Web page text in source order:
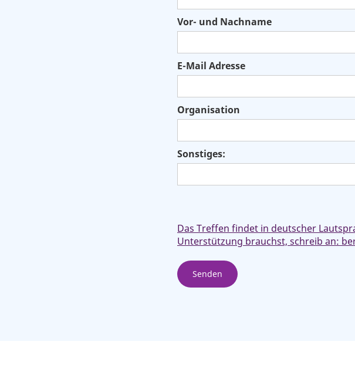
Vor- und Nachname
E-Mail Adresse
Organisation
Sonstiges:
Das Treffen findet in deutscher
Unterstützung brauchst, schreib an: